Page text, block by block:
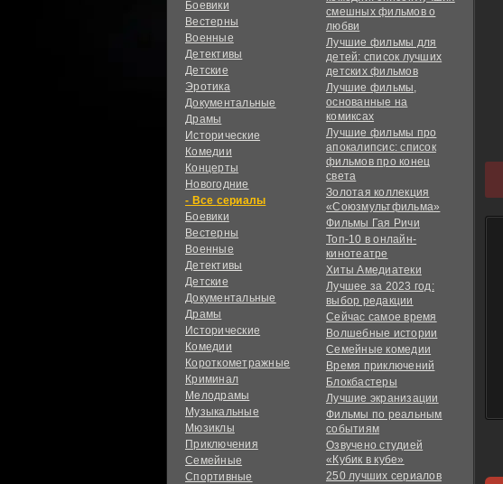
Боевики
Вестерны
Военные
Детективы
Детские
Эротика
Документальные
Драмы
Исторические
Комедии
Концерты
Новогодние
сериалы
Боевики
Вестерны
Военные
Детективы
Детские
Документальные
Драмы
Исторические
Комедии
Короткометражные
Криминал
Мелодрамы
Музыкальные
Мюзиклы
Приключения
Семейные
Спортивные
смешных фильмов о
любви
Лучшие фильмы для
детей: список лучших
детских фильмов
Лучшие фильмы,
основанные на
комиксах
Лучшие фильмы про
апокалипсис: список
фильмов про конец
света
Золотая коллекция
«Союзмультфильма»
Фильмы Гая Ричи
Топ-10 в онлайн-
кинотеатре
Хиты Амедиатеки
Лучшее за 2023 год:
выбор редакции
Сейчас самое время
Волшебные истории
Семейные комедии
Время приключений
Блокбастеры
Лучшие экранизации
Фильмы по реальным
событиям
Озвучено студией
«Кубик в кубе»
250 лучших сериалов